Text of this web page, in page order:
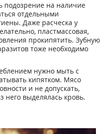
подозрение на наличие
отдельными
Даже расческа у
пластмассовая,
прокипятить. Зубную
тоже необходимо
нужно мыть с
кипятком. Мясо
и не допускать,
него выделялась кровь.